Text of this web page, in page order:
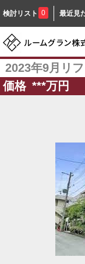
検討リスト 0 最近見
2023年9月リ
価格 ***万円